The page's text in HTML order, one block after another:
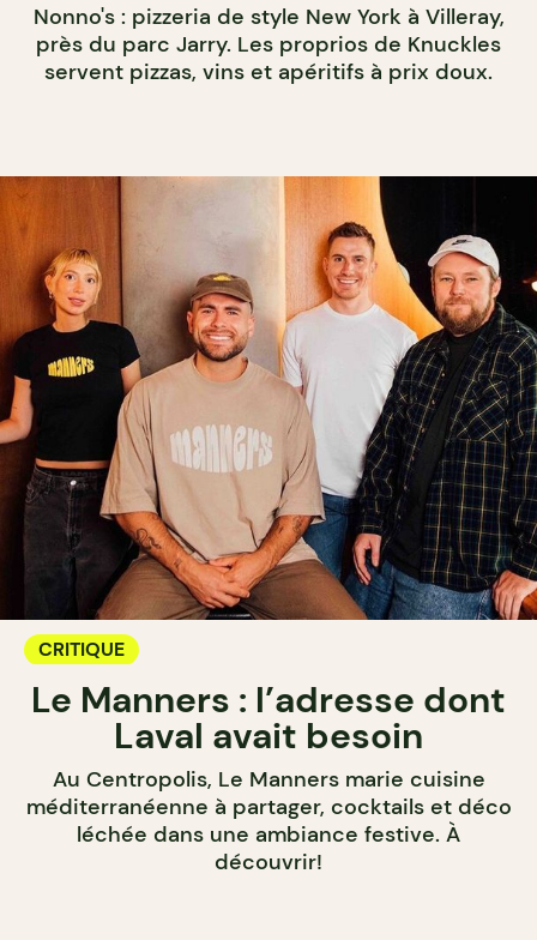
Nonno's : pizzeria de style New York à Villeray,
près du parc Jarry. Les proprios de Knuckles
servent pizzas, vins et apéritifs à prix doux.
CRITIQUE
Le Manners : l’adresse dont
Laval avait besoin
Au Centropolis, Le Manners marie cuisine
méditerranéenne à partager, cocktails et déco
léchée dans une ambiance festive. À
découvrir!